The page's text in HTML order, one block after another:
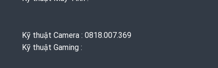
Kỹ thuật Camera : 0818.007.369
Kỹ thuật Gaming ‭: ‬